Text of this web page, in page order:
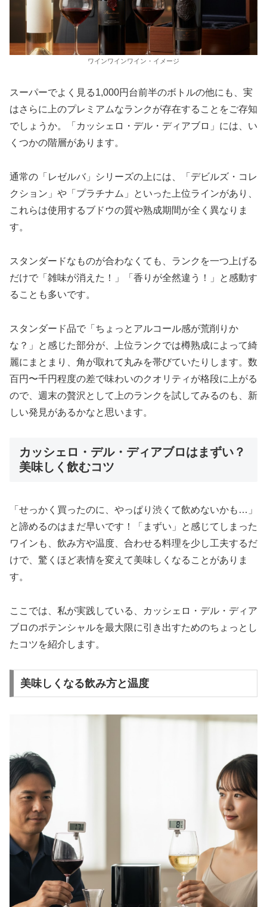
ワインワインワイン・イメージ
スーパーでよく見る1,000円台前半のボトルの他にも、実
はさらに上のプレミアムなランクが存在することをご存知
でしょうか。「カッシェロ・デル・ディアブロ」には、い
くつかの階層があります。
通常の「レゼルバ」シリーズの上には、「デビルズ・コレ
クション」や「プラチナム」といった上位ラインがあり、
これらは使用するブドウの質や熟成期間が全く異なりま
す。
スタンダードなものが合わなくても、ランクを一つ上げる
だけで「雑味が消えた！」「香りが全然違う！」と感動す
ることも多いです。
スタンダード品で「ちょっとアルコール感が荒削りか
な？」と感じた部分が、上位ランクでは樽熟成によって綺
麗にまとまり、角が取れて丸みを帯びていたりします。数
百円〜千円程度の差で味わいのクオリティが格段に上がる
ので、週末の贅沢として上のランクを試してみるのも、新
しい発見があるかなと思います。
カッシェロ・デル・ディアブロはまずい？
美味しく飲むコツ
「せっかく買ったのに、やっぱり渋くて飲めないかも…」
と諦めるのはまだ早いです！「まずい」と感じてしまった
ワインも、飲み方や温度、合わせる料理を少し工夫するだ
けで、驚くほど表情を変えて美味しくなることがありま
す。
ここでは、私が実践している、カッシェロ・デル・ディア
ブロのポテンシャルを最大限に引き出すためのちょっとし
たコツを紹介します。
美味しくなる飲み方と温度